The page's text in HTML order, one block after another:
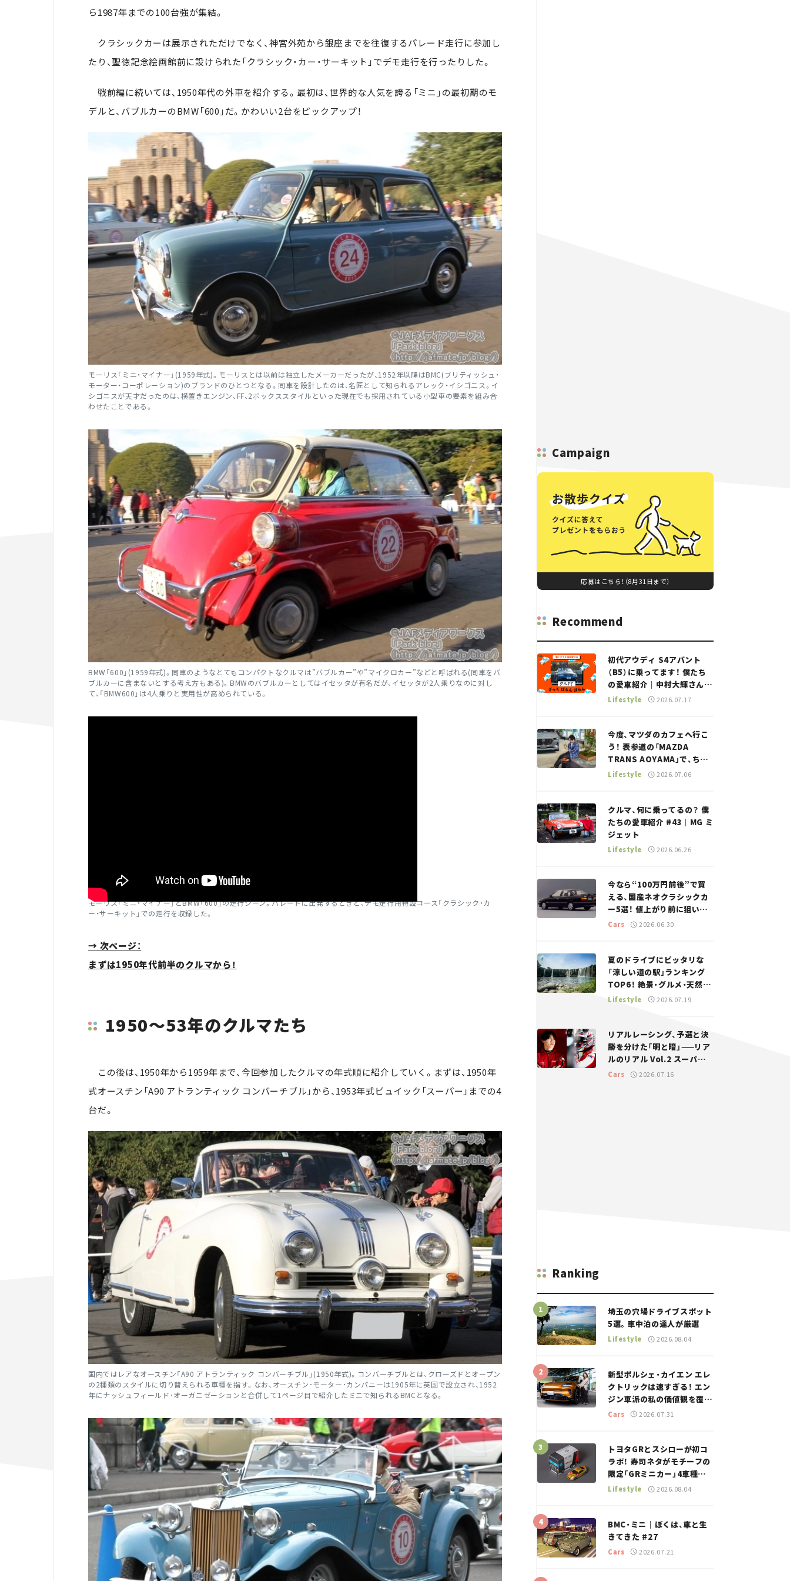
ら1987年までの100台強が集結。
クラシックカーは展示されただけでなく、神宮外苑から銀座までを往復するパレード走行に参加し
たり、聖徳記念絵画館前に設けられた「クラシック・カー・サーキット」でデモ走行を行ったりした。
戦前編に続いては、1950年代の外車を紹介する。最初は、世界的な人気を誇る「ミニ」の最初期のモ
デルと、バブルカーのBMW「600」だ。かわいい2台をピックアップ！
モーリス「ミニ・マイナー」(1959年式)。モーリスとは以前は独立したメーカーだったが、1952年以降はBMC(ブリティッシュ・
モーター・コーポレーション)のブランドのひとつとなる。同車を設計したのは、名匠として知られるアレック・イシゴニス。イ
シゴニスが天才だったのは、横置きエンジン、FF、2ボックススタイルといった現在でも採用されている小型車の要素を組み合
わせたことである。
BMW「600」(1959年式)。同車のようなとてもコンパクトなクルマは”バブルカー”や”マイクロカー”などと呼ばれる(同車をバ
ブルカーに含まないとする考え方もある)。BMWのバブルカーとしてはイセッタが有名だが、イセッタが2人乗りなのに対し
て、「BMW600」は4人乗りと実用性が高められている。
モーリス「ミニ・マイナー」とBMW「600」の走行シーン。パレードに出発するときと、デモ走行用特設コース「クラシック・カ
ー・サーキット」での走行を収録した。
→ 次ページ：
まずは1950年代前半のクルマから！
1950～53年のクルマたち
この後は、1950年から1959年まで、今回参加したクルマの年式順に紹介していく。まずは、1950年
式オースチン「A90 アトランティック コンバーチブル」から、1953年式ビュイック「スーパー」までの4
台だ。
国内ではレアなオースチン「A90 アトランティック コンバーチブル」(1950年式)。コンバーチブルとは、クローズドとオープン
の2種類のスタイルに切り替えられる車種を指す。なお、オースチン･モーター･カンパニーは1905年に英国で設立され、1952
年にナッシュフィールド･オーガニゼーションと合併して1ページ目で紹介したミニで知られるBMCとなる。
Campaign
応募はこちら！（8月31日まで）
Recommend
初代アウディ S4アバント
（B5）に乗ってます！ 僕たち
の愛車紹介｜中村大輝さん
——瀬イオナと嶋田智之の
Lifestyle 2026.07.17
今度、マツダのカフェへ行こ
う！ 表参道の「MAZDA
TRANS AOYAMA」で、ちょ
っとひと息。——連載｜CCG
Lifestyle 2026.07.06
クルマ、何に乗ってるの？ 僕
たちの愛車紹介 #43｜MG ミ
ジェット
Lifestyle 2026.06.26
今なら“100万円前後”で買
える、国産ネオクラシックカ
ー5選！ 値上がり前に狙いた
い、中古車探しをお手伝い――ち
Cars 2026.06.30
夏のドライブにピッタリな
「涼しい道の駅」ランキング
TOP6！ 絶景・グルメ・天然ク
ーラーなど、避暑におすすめ
Lifestyle 2026.07.19
リアルレーシング、予選と決
勝を分けた「明と暗」——リア
ルのリアル Vol.2 スーパー
GT 2026開幕戦 岡山国際サ
Cars 2026.07.16
Ranking
埼玉の穴場ドライブスポット
5選。車中泊の達人が厳選
Lifestyle 2026.08.04
新型ポルシェ・カイエン エレ
クトリックは速すぎる！ エン
ジン車派の私の価値観を覆し
た、新しいポルシェの走り。
Cars 2026.07.31
トヨタGRとスシローが初コ
ラボ！ 寿司ネタがモチーフの
限定「GRミニカー」4車種が
登場。入手方法は？【クルマ
Lifestyle 2026.08.04
BMC・ミニ｜ぼくは、車と生
きてきた #27
Cars 2026.07.21